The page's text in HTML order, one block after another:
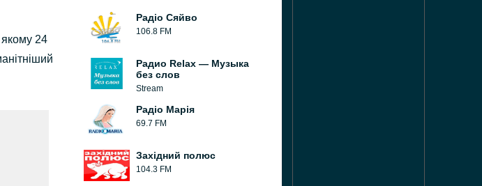
24
Радіо Сяйво
106.8 FM
Радио Relax — Музыка
без слов
Stream
Радіо Марія
69.7 FM
Західний полюс
104.3 FM